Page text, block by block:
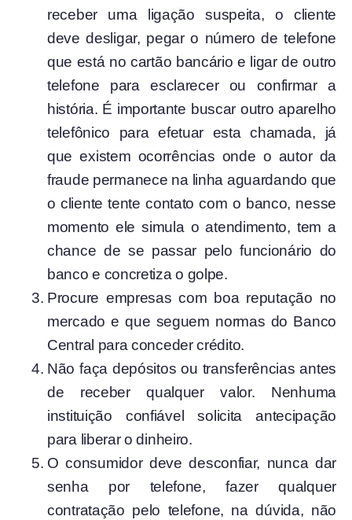
receber uma ligação suspeita, o cliente
deve desligar, pegar o número de telefone
que está no cartão bancário e ligar de outro
telefone para esclarecer ou confirmar a
história. É importante buscar outro aparelho
telefônico para efetuar esta chamada, já
que existem ocorrências onde o autor da
fraude permanece na linha aguardando que
o cliente tente contato com o banco, nesse
momento ele simula o atendimento, tem a
chance de se passar pelo funcionário do
banco e concretiza o golpe.
Procure empresas com boa reputação no
mercado e que seguem normas do Banco
Central para conceder crédito.
Não faça depósitos ou transferências antes
de receber qualquer valor. Nenhuma
instituição confiável solicita antecipação
para liberar o dinheiro.
O consumidor deve desconfiar, nunca dar
senha por telefone, fazer qualquer
contratação pelo telefone, na dúvida, não